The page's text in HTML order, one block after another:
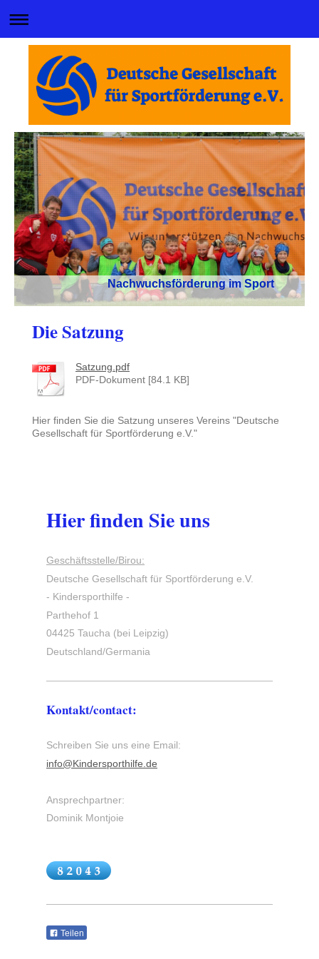
Nachwuchsförderung im Sport
Die Satzung
Satzung.pdf
PDF-Dokument [84.1 KB]
Hier finden Sie die Satzung unseres Vereins "Deutsche
Gesellschaft für Sportförderung e.V."
Hier finden Sie uns
Geschäftsstelle/Birou:
Deutsche Gesellschaft für Sportförderung e.V.
- Kindersporthilfe -
Parthehof 1
04425 Taucha (bei Leipzig)
Deutschland/Germania
Kontakt/contact:
Schreiben Sie uns eine Email:
info@Kindersporthilfe.de
Ansprechpartner:
Dominik Montjoie
Teilen